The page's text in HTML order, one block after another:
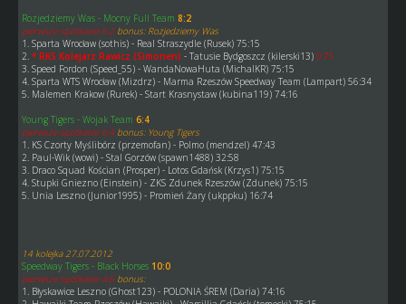
Rozjedziemy Was - Mocny Full Team 8:2
pierwsze spotkanie 6:2 bonus: Rozjedziemy Was
1. Sparta Wrocław (sothis) - Real Straszydle (Rusek) 75:15
2. * RKS Kolejarz Rawicz (Simonen) - Tatusie Bydgoszcz (kilerski13) 0:75
3. Speed Fordon (Speed_55) - WandaNowaHuta (MichalKR) 75:15
4. Sparta WTS Wrocław (Mizdrz) - Marma Rzeszów Speedway Team (Lampart) 56:34
5. Malemen Krakow (Rurek) - Start Krasnystaw (kubina119) 74:16
Young Tigers - Wojak Team 6:4
pierwsze spotkanie 6:4 bonus: Young Tigers
1. KS Czorty Myślibórz (przemofan) - Polmo (mendzel) 47:43
2. Paul-Wik (wowi) - Stal Gorzów (spawn1488) 32:58
3. Draco Squad Kościan (Prosper) - Lotos Gdańsk (Krzys1) 75:15
4. Stupki Gniezno (Einstein) - ZKS Zdunek Rzeszów (Zdunek) 75:15
5. Unia Leszno (Junior1995) - Promień Żary (ukppku) 16:74
14 kolejka 27.07.2012
Speedway Tigers - Black Horses 10:0
pierwsze spotkanie 4:6 bonus:
1. Błyskawice Leszno (Ghost123) - POLONIA ŚREM (Daria) 74:16